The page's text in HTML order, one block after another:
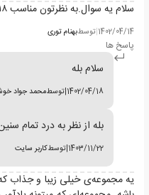
سلام یه سوال.به نظرتون مناسب ۱۸ ساله‌ها هستش؟
1402/04/14
|توسطبهنام توری
پاسخ ها
سلام بله
1402/04/18
|توسطمحمد جواد
بله از نظر به درد تمام
1403/11/22
|توسطکاربر سایت
یه مجموعه‌ی خیلی زیبا و جذاب